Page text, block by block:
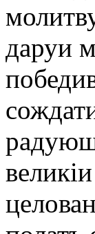
даруи